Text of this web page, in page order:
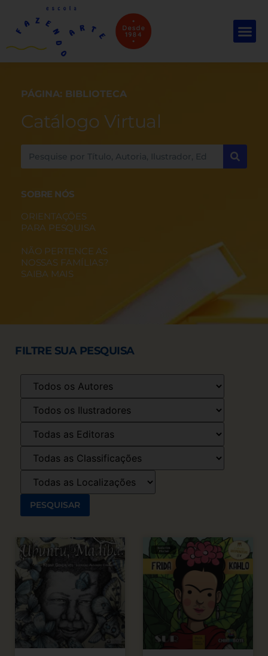
PÁGINA: BIBLIOTECA
Catálogo Virtual
SOBRE NÓS
ORIENTAÇÕES
PARA PESQUISA
NÃO PERTENCE AS
NOSSAS FAMÍLIAS?
SAIBA MAIS
FILTRE SUA PESQUISA